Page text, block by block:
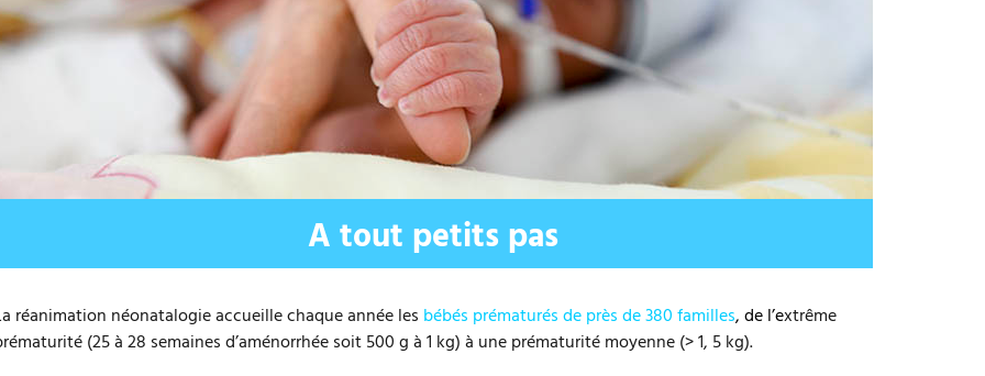
t
e
A tout petits pas
réanimation néonatalogie accueille chaque année les bébés prématurés de près de 380 familles, de l’extrême
(25 à 28 semaines d’aménorrhée soit 500 g à 1 kg) à une prématurité moyenne (> 1, 5 kg).
le texte
le texte